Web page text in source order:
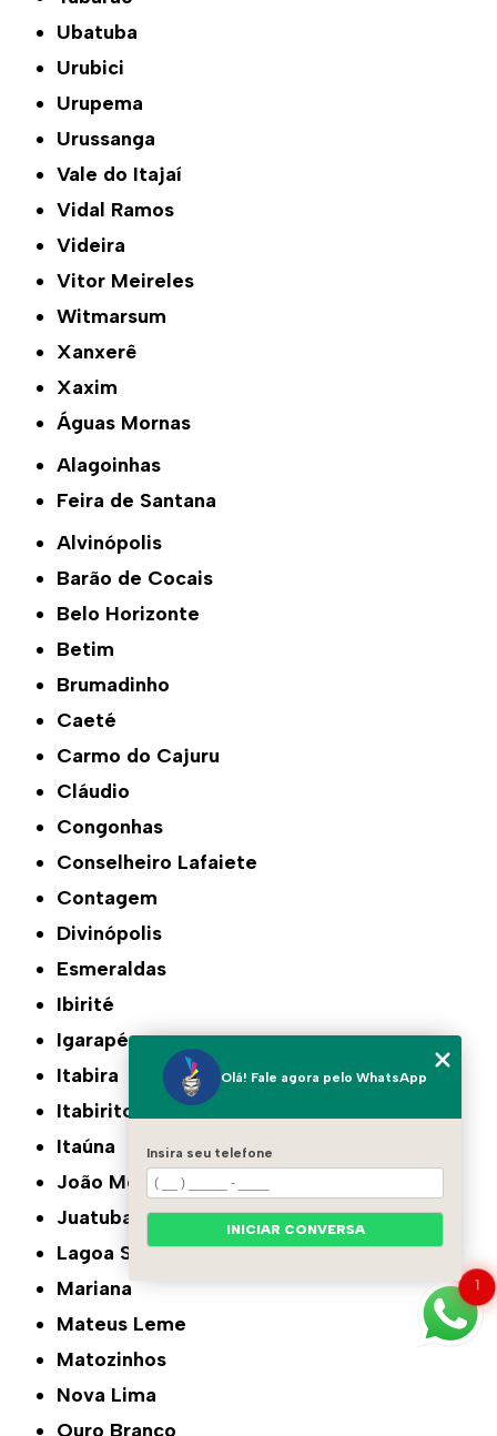
Ubatuba
Urubici
Urupema
Urussanga
Vale do Itajaí
Vidal Ramos
Videira
Vitor Meireles
Witmarsum
Xanxerê
Xaxim
Águas Mornas
Alagoinhas
Feira de Santana
Alvinópolis
Barão de Cocais
Belo Horizonte
Betim
Brumadinho
Caeté
Carmo do Cajuru
Cláudio
Congonhas
Conselheiro Lafaiete
Contagem
Divinópolis
Esmeraldas
Ibirité
Igarapé
Itabira
Itabirito
Itaúna
João Monlevade
Juatuba
Lagoa Santa
Mariana
Mateus Leme
Matozinhos
Nova Lima
Ouro Branco
1
Olá! Fale agora pelo WhatsApp
Insira seu telefone
INICIAR CONVERSA